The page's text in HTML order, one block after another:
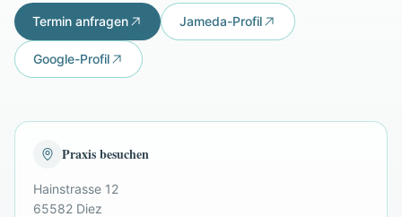
Termin anfragen Jameda-Profil
Google-Profil
Praxis besuchen
Hainstrasse 12
65582 Diez